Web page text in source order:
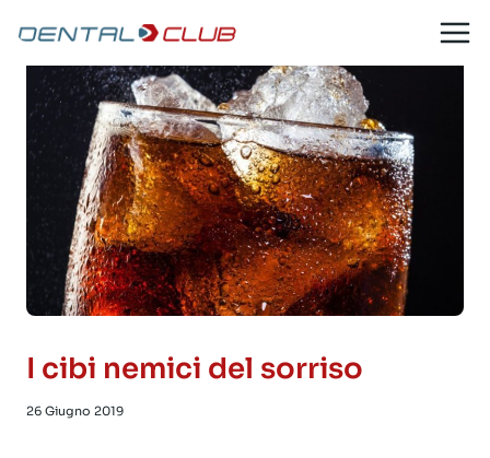
contenuto
I cibi nemici del sorriso
26 Giugno 2019